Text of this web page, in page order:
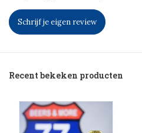
Schrijf je eigen review
Recent bekeken producten